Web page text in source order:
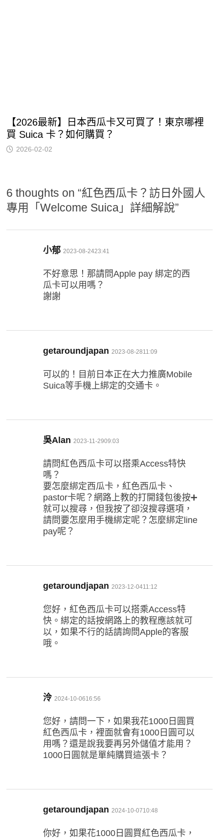
【2026最新】日本西瓜卡又可買了！東京哪裡
買 Suica 卡？如何購買？
2026-02-02
6 thoughts on “紅色西瓜卡？訪日外國人
專用「Welcome Suica」詳細解說”
小郁 表
2023-08-2423:41
不好意思！那請問Apple pay 綁定的西
瓜卡可以用嗎？
謝謝
getaroundjapan 表
2023-08-2811:09
可以的！目前日本正在大力推廣Mobile
Suica等手機上綁定的交通卡。
吳Alan 表
2023-11-2909:03
請問紅色西瓜卡可以搭乘Access特快
嗎？
要怎麼綁定西瓜卡，紅色西瓜卡、
pastor卡呢？網路上教的打開錢包後按➕
就可以搜尋，但我按了卻沒搜尋選項，
請問要怎麼用手機綁定呢？怎麼綁定line
pay呢？
getaroundjapan 表
2023-12-0411:12
您好，紅色西瓜卡可以搭乘Access特
快。綁定的話按網路上的教程應該就可
以，如果不行的話請詢問Apple的客服
哦。
泠表
2024-10-0616:56
您好，請問一下，如果我花1000日圓買
紅色西瓜卡，裡面就會有1000日圓可以
用嗎？還是說我要再另外儲值才能用？
1000日圓就是單純購買這張卡？
getaroundjapan 表
2024-10-0710:48
你好，如果花1000日圓買紅色西瓜卡，